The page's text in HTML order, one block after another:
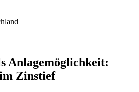
Anlagemöglichkeit:
Zinstief